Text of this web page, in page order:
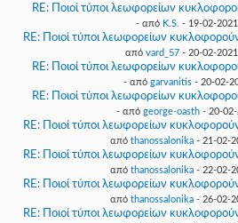
RE: Ποιοί τύποι λεωφορείων
- από K.S. - 19-02-
RE: Ποιοί τύποι λεωφορείων
από vard_57- 20-02-
RE: Ποιοί τύποι λεωφορείων
- από garvanitis - 20-02-
RE: Ποιοί τύποι λεωφορείων
- από george-oasth- 20-02-
RE: Ποιοί τύποι λεωφορείων
από thanossalonika - 21-02-
RE: Ποιοί τύποι λεωφορείων
από thanossalonika - 22-02-
RE: Ποιοί τύποι λεωφορείων
από thanossalonika - 26-02-
RE: Ποιοί τύποι λεωφορείων